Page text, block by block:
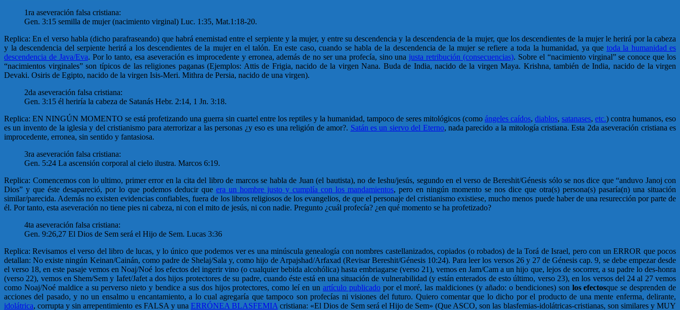
1ra aseveración falsa cristiana:
Gen. 3:15 semilla de mujer (nacimiento virginal) Luc. 1:35, Mat.1:18-20.
Replica: En el verso habla (dicho parafraseando) que habrá enemistad entre el serpiente y la mujer, y entre su descendencia y la descendencia de la mujer, que los descendientes de la mujer le herirá por la cabeza
y la descendencia del serpiente herirá a los descendientes de la mujer en el talón. En este caso, cuando se habla de la descendencia de la mujer se refiere a toda la humanidad, ya que toda la humanidad es
descendencia de Java/Eva. Por lo tanto, esa aseveración es improcedente y erronea, además de no ser una profecía, sino una justa retribución (consecuencias). Sobre el “nacimiento virginal” se conoce que los
“nacimientos virginales” son típicos de las religiones paganas (Ejemplos: Attis de Frigia, nacido de la virgen Nana. Buda de India, nacido de la virgen Maya. Krishna, también de India, nacido de la virgen
Devaki. Osiris de Egipto, nacido de la virgen Isis-Meri. Mithra de Persia, nacido de una virgen).
2da aseveración falsa cristiana:
Gen. 3:15 él heriría la cabeza de Satanás Hebr. 2:14, 1 Jn. 3:18.
Replica: EN NINGÚN MOMENTO se está profetizando una guerra sin cuartel entre los reptiles y la humanidad, tampoco de seres mitológicos (como ángeles caídos, diablos, satanases, etc.) contra humanos, eso
es un invento de la iglesia y del cristianismo para aterrorizar a las personas ¿y eso es una religión de amor?. Satán es un siervo del Eterno, nada parecido a la mitología cristiana. Esta 2da aseveración cristiana es
improcedente, erronea, sin sentido y fantasiosa.
3ra aseveración falsa cristiana:
Gen. 5:24 La ascensión corporal al cielo ilustra. Marcos 6:19.
Replica: Comencemos con lo ultimo, primer error en la cita del libro de marcos se habla de Juan (el bautista), no de Ieshu/jesús, segundo en el verso de Bereshit/Génesis sólo se nos dice que “anduvo Janoj con
Dios” y que éste desapareció, por lo que podemos deducir que era un hombre justo y cumplía con los mandamientos, pero en ningún momento se nos dice que otra(s) persona(s) pasaría(n) una situación
similar/parecida. Además no existen evidencias confiables, fuera de los libros religiosos de los evangelios, de que el personaje del cristianismo existiese, mucho menos puede haber de una resurección por parte de
él. Por tanto, esta aseveración no tiene pies ni cabeza, ni con el mito de jesús, ni con nadie. Pregunto ¿cuál profecía? ¿en qué momento se ha profetizado?
4ta aseveración falsa cristiana:
Gen. 9:26,27 El Dios de Sem será el Hijo de Sem. Lucas 3:36
Replica: Revisamos el verso del libro de lucas, y lo único que podemos ver es una minúscula genealogía con nombres castellanizados, copiados (o robados) de la Torá de Israel, pero con un ERROR que pocos
detallan: No existe ningún Keinan/Cainán, como padre de Shelaj/Sala y, como hijo de Arpajshad/Arfaxad (Revisar Bereshit/Génesis 10:24). Para leer los versos 26 y 27 de Génesis cap. 9, se debe empezar desde
el verso 18, en este pasaje vemos en Noaj/Noé los efectos del ingerir vino (o cualquier bebida alcohólica) hasta embriagarse (verso 21), vemos en Jam/Cam a un hijo que, lejos de socorrer, a su padre lo des-honra
(verso 22), vemos en Shem/Sem y Iafet/Jafet a dos hijos protectores de su padre, cuando éste está en una situación de vulnerabilidad (y están enterados de esto último, verso 23), en los versos del 24 al 27 vemos
como Noaj/Noé maldice a su perverso nieto y bendice a sus dos hijos protectores, como leí en un artículo publicadopor el moré, las maldiciones (y añado: o bendiciones) son los efectosque se desprenden de
acciones del pasado, y no un ensalmo u encantamiento, a lo cual agregaría que tampoco son profecías ni visiones del futuro. Quiero comentar que lo dicho por el producto de una mente enferma, delirante,
idolátrica, corrupta y sin arrepentimiento es FALSA y una ERRÓNEA BLASFEMIA cristiana: «El Dios de Sem será el Hijo de Sem» (Que ASCO, son las blasfemias-idolátricas-cristianas, son similares y MUY